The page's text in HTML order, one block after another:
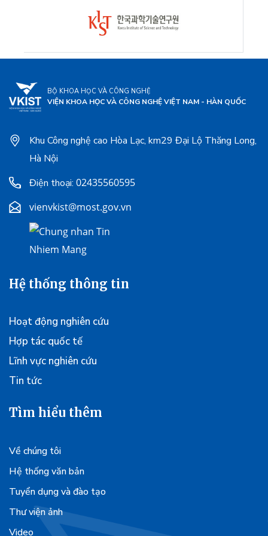
BỘ KHOA HỌC VÀ CÔNG NGHỆ
VIỆN KHOA HỌC VÀ CÔNG NGHỆ VIỆT NAM - HÀN QUỐC
Khu Công nghệ cao Hòa Lạc, km29 Đại Lộ Thăng Long,
Hà Nội
Điện thoại: 02435560595
vienvkist@most.gov.vn
Hệ thống thông tin
Hoạt động nghiên cứu
Hợp tác quốc tế
Lĩnh vực nghiên cứu
Tin tức
Tìm hiểu thêm
Về chúng tôi
Hệ thống văn bản
Tuyển dụng và đào tạo
Thư viện ảnh
Video